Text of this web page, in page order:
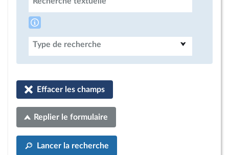
Type de recherche
Effacer les champs
Replier le formulaire
Lancer la recherche